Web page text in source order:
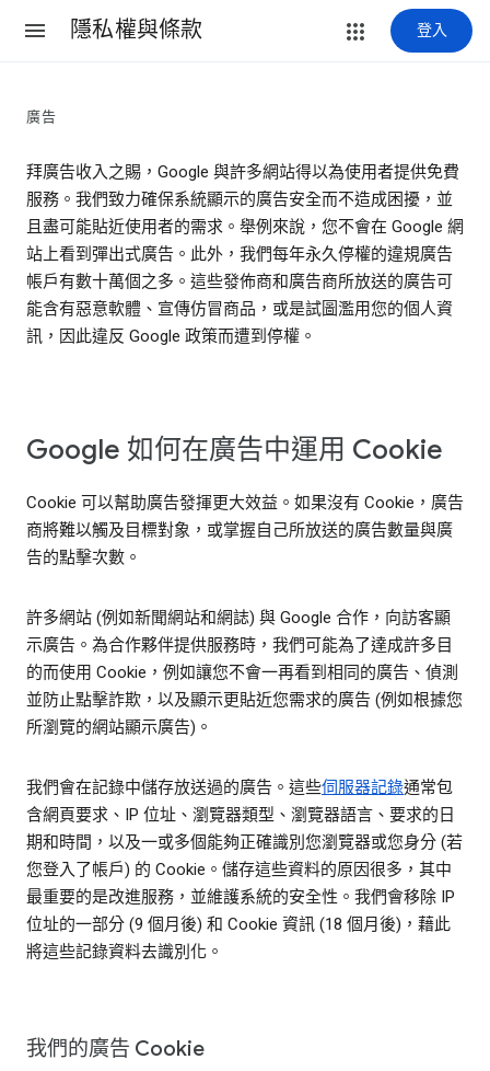
隱私權與條款 登入
廣告
拜廣告收入之賜，Google 與許多網站得以為使用者提供免費
服務。我們致力確保系統顯示的廣告安全而不造成困擾，並
且盡可能貼近使用者的需求。舉例來說，您不會在 Google 網
站上看到彈出式廣告。此外，我們每年永久停權的違規廣告
帳戶有數十萬個之多。這些發佈商和廣告商所放送的廣告可
能含有惡意軟體、宣傳仿冒商品，或是試圖濫用您的個人資
訊，因此違反 Google 政策而遭到停權。
Google 如何在廣告中運用 Cookie
Cookie 可以幫助廣告發揮更大效益。如果沒有 Cookie，廣告
商將難以觸及目標對象，或掌握自己所放送的廣告數量與廣
告的點擊次數。
許多網站 (例如新聞網站和網誌) 與 Google 合作，向訪客顯
示廣告。為合作夥伴提供服務時，我們可能為了達成許多目
的而使用 Cookie，例如讓您不會一再看到相同的廣告、偵測
並防止點擊詐欺，以及顯示更貼近您需求的廣告 (例如根據您
所瀏覽的網站顯示廣告)。
我們會在記錄中儲存放送過的廣告。這些伺服器記錄通常包
含網頁要求、IP 位址、瀏覽器類型、瀏覽器語言、要求的日
期和時間，以及一或多個能夠正確識別您瀏覽器或您身分 (若
您登入了帳戶) 的 Cookie。儲存這些資料的原因很多，其中
最重要的是改進服務，並維護系統的安全性。我們會移除 IP
位址的一部分 (9 個月後) 和 Cookie 資訊 (18 個月後)，藉此
將這些記錄資料去識別化。
我們的廣告 Cookie